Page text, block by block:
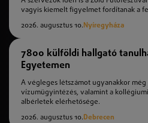
vagyis kiemelt figyelmet fordítanak a
2026. augusztus 10. Nyíregyháza
7800 külföldi hallgató
Egyetemen
A végleges létszámot ugyanakkor
vízumügyintézés, valamint a
albérletek elérhetősége.
2026. augusztus 10.Debrecen